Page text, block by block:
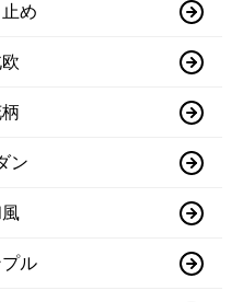
め
ン
ル